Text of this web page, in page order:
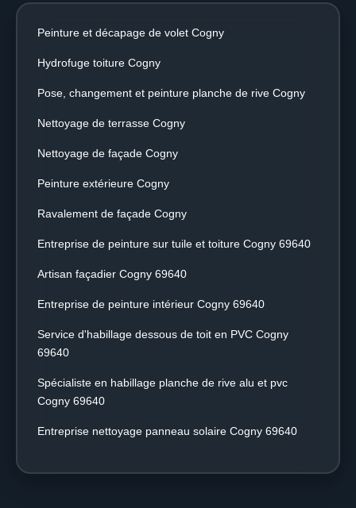
Peinture et décapage de volet Cogny
Hydrofuge toiture Cogny
Pose, changement et peinture planche de rive Cogny
Nettoyage de terrasse Cogny
Nettoyage de façade Cogny
Peinture extérieure Cogny
Ravalement de façade Cogny
Entreprise de peinture sur tuile et toiture Cogny 69640
Artisan façadier Cogny 69640
Entreprise de peinture intérieur Cogny 69640
Service d'habillage dessous de toit en PVC Cogny
69640
Spécialiste en habillage planche de rive alu et pvc
Cogny 69640
Entreprise nettoyage panneau solaire Cogny 69640